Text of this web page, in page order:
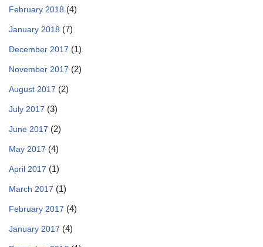
February 2018 (4)
January 2018 (7)
December 2017 (1)
November 2017 (2)
August 2017 (2)
July 2017 (3)
June 2017 (2)
May 2017 (4)
April 2017 (1)
March 2017 (1)
February 2017 (4)
January 2017 (4)